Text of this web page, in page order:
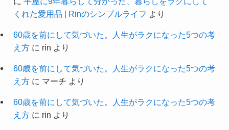
くれた愛用品 | Rinのシンプルライフ より
60歳を前にして気づいた。人生がラクになった5つの考
え方に rin より
60歳を前にして気づいた。人生がラクになった5つの考
え方に マーチ より
60歳を前にして気づいた。人生がラクになった5つの考
え方に rin より